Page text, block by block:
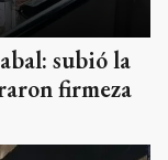
subió la
firmeza